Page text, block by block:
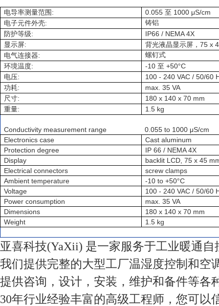
电导率测量范围 : 0.055 至 1000 μS/cm
电子元件外壳:
铸铝
防护等级: IP66 / NEMA 4X
显示屏: 背光液晶显示屏， 75 x
电气连接器:
螺钉式
环境温度: -10 至 +50°C
电压: 100 - 240 VAC / 50/60
功耗: max. 35 VA
尺寸: 180 x 140 x 70 mm
重量: 1.5 kg
Conductivity measurement range
0.055 to 1000 μS/cm
Electronics case
Cast aluminum
Protection degree
IP 66 / NEMA 4X
Display
backlit LCD, 75 x 45
Electrical connectors
screw clamps
Ambient temperature
-10 to +50°C
Voltage
100 - 240 VAC / 50/60
Power consumption
max. 35 VA
Dimensions
180 x 140 x 70 mm
Weight
1.5 kg
亚喜科技(YaXii) 是一家服务于工业暖通自
我们提供完整的大型工厂温湿度控制和空
提供咨询，设计，安装，维护和备件等各
30年行业经验丰富的高级工程师，您可以